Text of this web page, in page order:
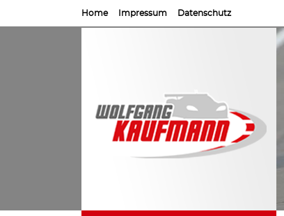
Home Impressum Datenschutz